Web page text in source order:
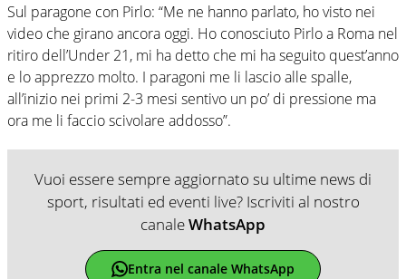
Sul paragone con Pirlo: “Me ne hanno parlato, ho visto nei
video che girano ancora oggi. Ho conosciuto Pirlo a Roma nel
ritiro dell’Under 21, mi ha detto che mi ha seguito quest’anno
e lo apprezzo molto. I paragoni me li lascio alle spalle,
all’inizio nei primi 2-3 mesi sentivo un po’ di pressione ma
ora me li faccio scivolare addosso”.
Vuoi essere sempre aggiornato su ultime news di
sport, risultati ed eventi live? Iscriviti al nostro
canaleWhatsApp
Entra nel canale WhatsApp